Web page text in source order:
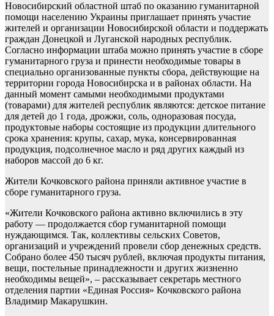
Новосибирский областной штаб по оказанию гуманитарной
помощи населению Украины приглашает принять участие
жителей и организации Новосибирской области и поддержать
граждан Донецкой и Луганской народных республик.
Согласно информации штаба можно принять участие в сборе
гуманитарного груза и принести необходимые товары в
специально организованные пункты сбора, действующие на
территории города Новосибирска и в районах области. На
данный момент самыми необходимыми продуктами
(товарами) для жителей республик являются: детское питание
для детей до 1 года, дрожжи, соль, одноразовая посуда,
продуктовые наборы состоящие из продукции длительного
срока хранения: крупы, сахар, мука, консервированная
продукция, подсолнечное масло и ряд других каждый из
наборов массой до 6 кг.
Жители Кочковского района приняли активное участие в
сборе гуманитарного груза.
«Жители Кочковского района активно включились в эту
работу — продолжается сбор гуманитарной помощи
нуждающимся. Так, коллективы сельских Советов,
организаций и учреждений провели сбор денежных средств.
Собрано более 450 тысяч рублей, включая продукты питания,
вещи, постельные принадлежности и других жизненно
необходимы вещей», – рассказывает секретарь местного
отделения партии «Единая Россия» Кочковского района
Владимир Макарушкин.